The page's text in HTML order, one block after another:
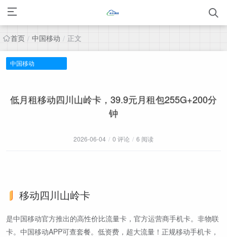
首页 / 中国移动 / 正文
中国移动
低月租移动四川山岭卡，39.9元月租包255G+200分
钟
2026-06-04 / 0 评论 / 6 阅读
移动四川山岭卡
是中国移动官方推出的高性价比流量卡，官方运营商手机卡。非物联
卡。中国移动APP可查套餐。低资费，超大流量！正规移动手机卡，